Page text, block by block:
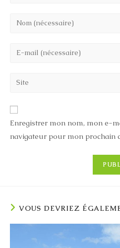
Enter
Enter
address
Saisir
votre
site
(facultatif)
Enregistrer mon nom, mon e-
navigateur pour mon prochain
VOUS DEVRIEZ